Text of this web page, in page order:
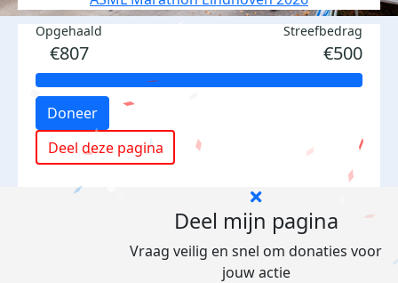
Opgehaald
€807
Streefbedrag
€500
Doneer
Deel deze pagina
Deel mijn pagina
Vraag veilig en snel om donaties voor
jouw actie